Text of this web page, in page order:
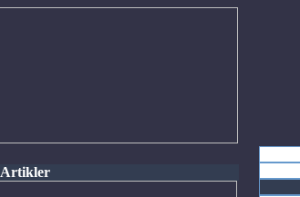
Artikler